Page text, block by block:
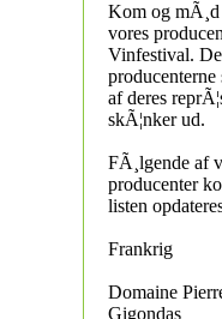
Kom og
vores
Vinfestival.
producenterne
af deres
skÃ¦nker ud.
FÃ¸lgende af
producenter
listen
Frankrig
Domaine
Gigondas